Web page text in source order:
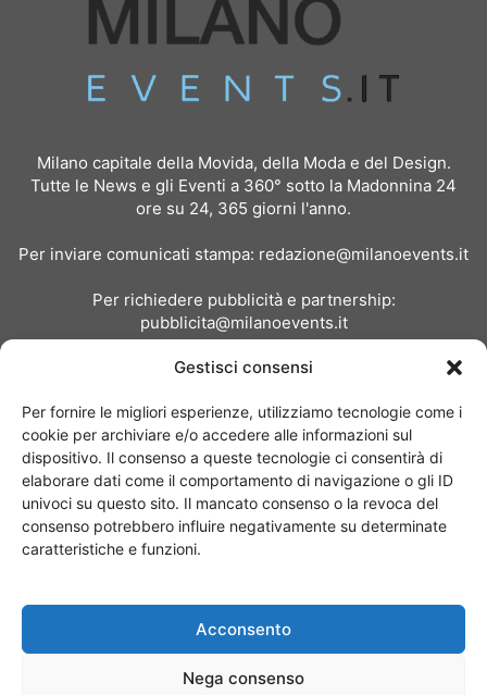
Gestisci consensi
Per fornire le migliori esperienze, utilizziamo tecnologie come i
cookie per archiviare e/o accedere alle informazioni sul
dispositivo. Il consenso a queste tecnologie ci consentirà di
elaborare dati come il comportamento di navigazione o gli ID
univoci su questo sito. Il mancato consenso o la revoca del
consenso potrebbero influire negativamente su determinate
caratteristiche e funzioni.
Acconsento
Nega consenso
Milano capitale della Movida, della Moda e del Design.
Tutte le News e gli Eventi a 360° sotto la Madonnina 24
ore su 24, 365 giorni l'anno.
Per inviare comunicati stampa: redazione@milanoevents.it
Per richiedere pubblicità e partnership:
pubblicita@milanoevents.it
Chi siamo I Nostri Clienti
© Copyright 2017 - MilanoEvents.it© managed by